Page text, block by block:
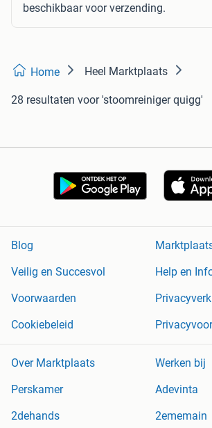
beschikbaar voor verzending.
Home Heel Marktplaats
28 resultaten voor 'stoomreiniger quigg'
Blog
Veilig en Succesvol
Help en
Voorwaarden
Cookiebeleid
Over Marktplaats
Werken bij
Perskamer
Adevinta
2dehands
2ememain